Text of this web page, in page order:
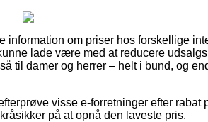
information om priser hos forskellige
lade være med at reducere
til damer og herrer – helt i bund, og
visse e-forretninger efter rabat
på at opnå den laveste pris.